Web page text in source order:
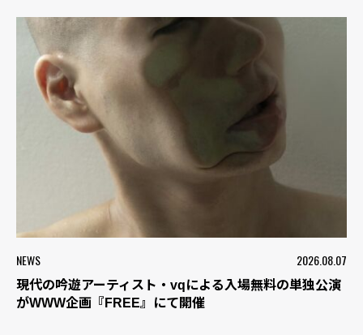
NEWS 2026.08.07
現代の吟遊アーティスト・vqによる入場無料の単独公演
がWWW企画『FREE』にて開催